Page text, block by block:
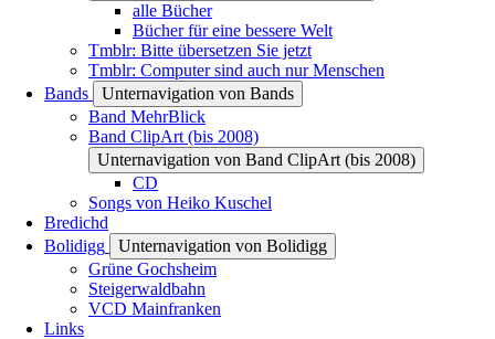
alle Bücher
Bücher für eine bessere Welt
Tmblr: Bitte übersetzen Sie jetzt
Tmblr: Computer sind auch nur Menschen
Bands
Unternavigation von Bands
Band MehrBlick
Band ClipArt (bis 2008)
Unternavigation von Band ClipArt (bis 2008)
CD
Songs von Heiko Kuschel
Bredichd
Bolidigg
Unternavigation von Bolidigg
Grüne Gochsheim
Steigerwaldbahn
VCD Mainfranken
Links